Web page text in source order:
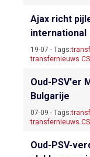
Ajax richt
international
19-07 - Tags:
transfernieuws
Oud-PSV'er
Bulgarije
07-09 - Tags:
transfernieuws
Oud-PSV-